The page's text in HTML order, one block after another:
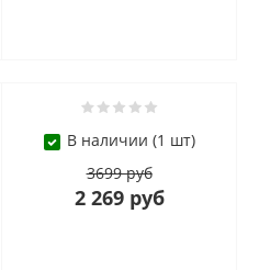
В наличии (1 шт)
3699 руб
2 269 руб